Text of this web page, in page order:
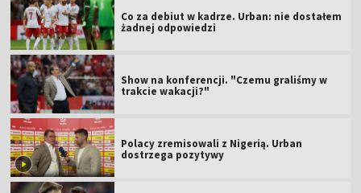
Co za debiut w kadrze. Urban: nie dostałem
żadnej odpowiedzi
Show na konferencji. "Czemu graliśmy w
trakcie wakacji?"
Polacy zremisowali z Nigerią. Urban
dostrzega pozytywy